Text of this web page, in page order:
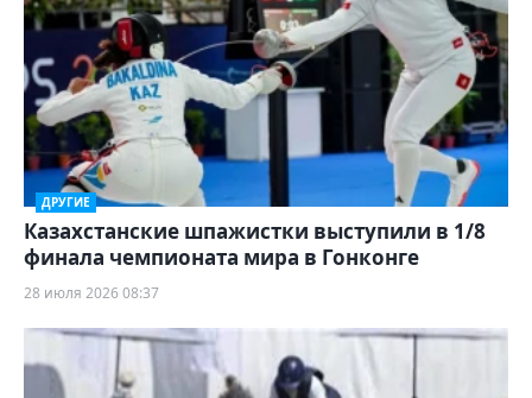
ДРУГИЕ
Казахстанские шпажистки выступили в 1/8
финала чемпионата мира в Гонконге
28 июля 2026 08:37